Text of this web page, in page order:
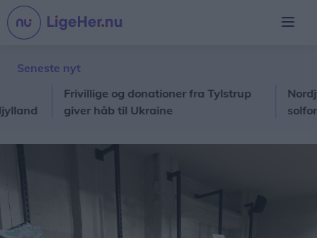
Seneste nyt
Frivillige og donationer fra Tylstrup
giver håb til Ukraine